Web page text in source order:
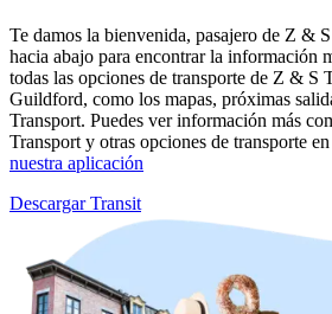
Te damos la bienvenida, pasajero de Z &
hacia abajo para encontrar la información
todas las opciones de transporte de Z & S
Guildford, como los mapas, próximas
Transport. Puedes ver información más
Transport y otras opciones de transporte
nuestra aplicación
Descargar Transit